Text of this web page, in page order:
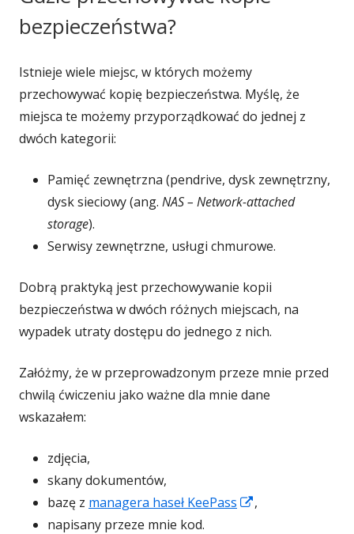
bezpieczeństwa?
Istnieje wiele miejsc, w których możemy
przechowywać kopię bezpieczeństwa. Myślę, że
miejsca te możemy przyporządkować do jednej z
dwóch kategorii:
Pamięć zewnętrzna (pendrive, dysk zewnętrzny,
dysk sieciowy (ang. NAS– Network-attached
storage).
Serwisy zewnętrzne, usługi chmurowe.
Dobrą praktyką jest przechowywanie kopii
bezpieczeństwa w dwóch różnych miejscach, na
wypadek utraty dostępu do jednego z nich.
Załóżmy, że w przeprowadzonym przeze mnie przed
chwilą ćwiczeniu jako ważne dla mnie dane
wskazałem:
zdjęcia,
skany dokumentów,
bazę z managera haseł KeePass
Strona
,
napisany przeze mnie kod.